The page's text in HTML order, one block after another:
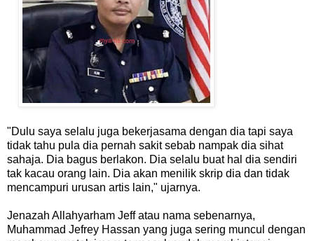
"Dulu saya selalu juga bekerjasama dengan dia tapi saya
tidak tahu pula dia pernah sakit sebab nampak dia sihat
sahaja. Dia bagus berlakon. Dia selalu buat hal dia sendiri
tak kacau orang lain. Dia akan menilik skrip dia dan tidak
mencampuri urusan artis lain," ujarnya.
Jenazah Allahyarham Jeff atau nama sebenarnya,
Muhammad Jefrey Hassan yang juga sering muncul dengan